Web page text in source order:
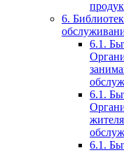
6.
6.1.
6.1.
6.1.